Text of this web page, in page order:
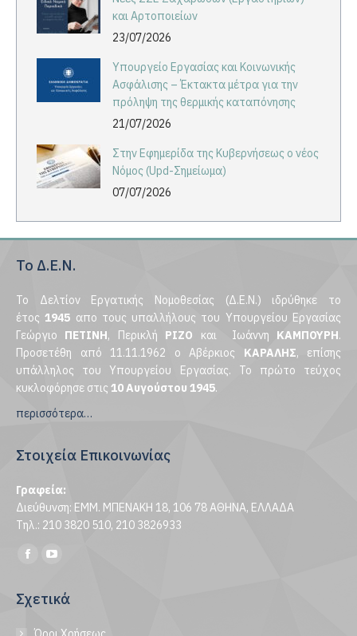
και Αρτοποιείων
23/07/2026
Υπουργείο Εργασίας και Κοινωνικής
Ασφάλισης – Έκτακτα μέτρα για την
πρόληψη της θερμικής καταπόνησης
21/07/2026
Στην Εφημερίδα της Κυβερνήσεως ο νέος
Νόμος (Upd-Σημείωμα)
07/07/2026
Το Δ.Ε.Ν.
Το Δελτίον Εργατικής Νομοθεσίας (Δ.Ε.Ν.) ιδρύθηκε το
έτος1945 απο τους υπαλλήλους του Υπουργείου Εργασίας
Γεώργιο ΠΕΤΙΝΗ, Περικλή ΡΙΖΟ και Ιωάννη ΚΑΜΠΟΥΡΗ.
Προσετέθη από 11.11.1962 ο Αβέρκιος ΚΑΡΑΛΗΣ, επίσης
υπάλληλος του Υπουργείου Εργασίας. Το πρώτο τεύχος
κυκλοφόρησε στις 10 Αυγούστου 1945.
περισσότερα…
Στοιχεία Επικοινωνίας
Γραφεία:
Διεύθυνση: ΕΜΜ. ΜΠΕΝΑΚΗ 18, 106 78 ΑΘΗΝΑ, ΕΛΛΑΔΑ
Τηλ.: 210 3820 510, 210 3826933
Find us on:
Facebook
opens
in
opens
Σχετικά